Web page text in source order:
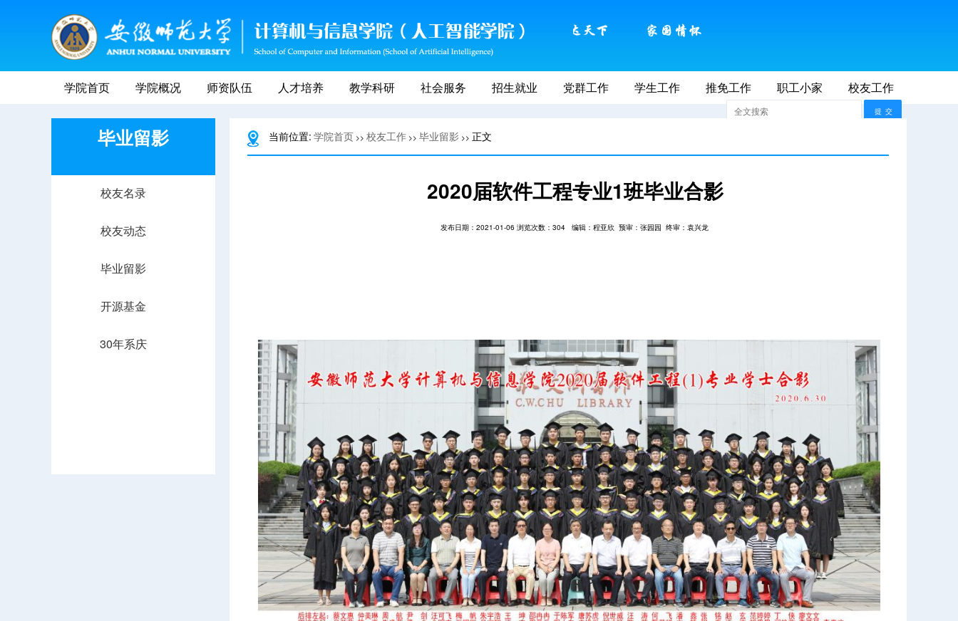
2026年8月9日 AM 12:38:26 联系我们 师大首页
学院首页 学院概况 师资队伍 人才培养 教学科研 社会服务 招生就业 党群工作 学生工作 推免工作 职工小家 校友工作
毕业留影
校友名录
校友动态
毕业留影
开源基金
30年系庆
当前位置: 学院首页 >> 校友工作 >> 毕业留影 >> 正文
2020届软件工程专业1班毕业合影
发布日期：2021-01-06 浏览次数： 304 编辑：程亚欣 预审：张园园 终审：袁兴龙